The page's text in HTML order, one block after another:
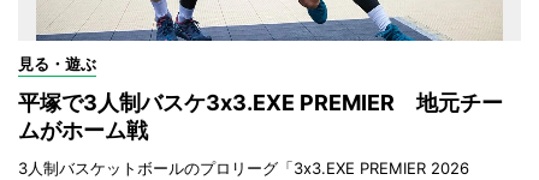
見る・遊ぶ
平塚で3人制バスケ3x3.EXE PREMIER 地元チー
ムがホーム戦
3人制バスケットボールのプロリーグ「3x3.EXE PREMIER 2026